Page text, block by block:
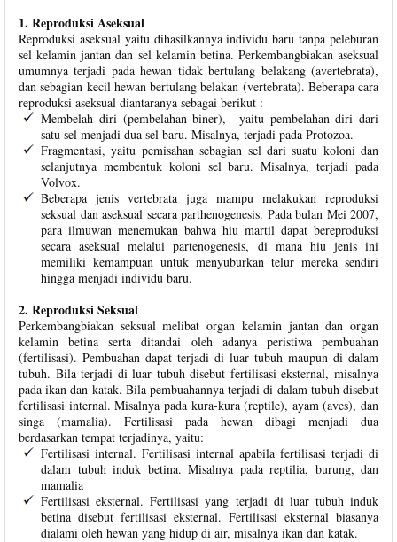
1. Reproduksi Aseksual
Reproduksi aseksual yaitu dihasilkannya individu baru tanpa peleburan
sel kelamin jantan dan sel kelamin betina. Perkembangbiakan aseksual
umumnya terjadi pada hewan tidak bertulang belakang (avertebrata),
dan sebagian kecil hewan bertulang belakan (vertebrata). Beberapa cara
reproduksi aseksual diantaranya sebagai berikut :
Membelah diri (pembelahan biner), yaitu pembelahan diri dari
satu sel menjadi dua sel baru. Misalnya, terjadi pada Protozoa.
Fragmentasi, yaitu pemisahan sebagian sel dari suatu koloni dan
selanjutnya membentuk koloni sel baru. Misalnya, terjadi pada
Volvox.
Beberapa jenis vertebrata juga mampu melakukan reproduksi
seksual dan aseksual secara parthenogenesis. Pada bulan Mei 2007,
para ilmuwan menemukan bahwa hiu martil dapat bereproduksi
secara aseksual melalui partenogenesis, di mana hiu jenis ini
memiliki kemampuan untuk menyuburkan telur mereka sendiri
hingga menjadi individu baru.
2. Reproduksi Seksual
Perkembangbiakan seksual melibat organ kelamin jantan dan organ
kelamin betina serta ditandai oleh adanya peristiwa pembuahan
(fertilisasi). Pembuahan dapat terjadi di luar tubuh maupun di dalam
tubuh. Bila terjadi di luar tubuh disebut fertilisasi eksternal, misalnya
pada ikan dan katak. Bila pembuahannya terjadi di dalam tubuh disebut
fertilisasi internal. Misalnya pada kura-kura (reptile), ayam (aves), dan
singa (mamalia). Fertilisasi pada hewan dibagi menjadi dua
berdasarkan tempat terjadinya, yaitu:
Fertilisasi internal. Fertilisasi internal apabila fertilisasi terjadi di
dalam tubuh induk betina. Misalnya pada reptilia, burung, dan
mamalia
Fertilisasi eksternal. Fertilisasi yang terjadi di luar tubuh induk
betina disebut fertilisasi eksternal. Fertilisasi eksternal biasanya
dialami oleh hewan yang hidup di air, misalnya ikan dan katak.